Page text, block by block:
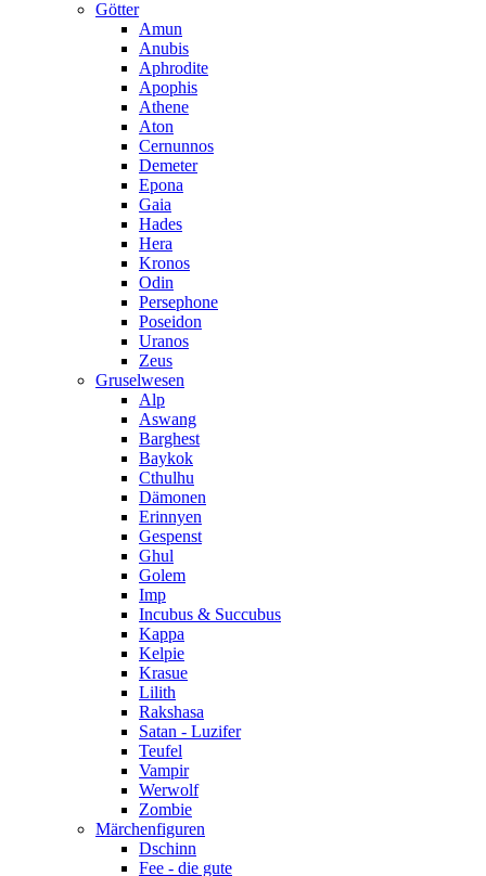
Götter
Amun
Anubis
Aphrodite
Apophis
Athene
Aton
Cernunnos
Demeter
Epona
Gaia
Hades
Hera
Kronos
Odin
Persephone
Poseidon
Uranos
Zeus
Gruselwesen
Alp
Aswang
Barghest
Baykok
Cthulhu
Dämonen
Erinnyen
Gespenst
Ghul
Golem
Imp
Incubus & Succubus
Kappa
Kelpie
Krasue
Lilith
Rakshasa
Satan - Luzifer
Teufel
Vampir
Werwolf
Zombie
Märchenfiguren
Dschinn
Fee - die gute